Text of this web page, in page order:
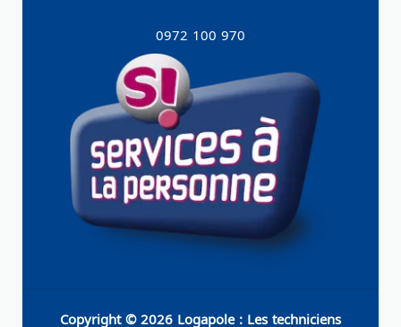
0972 100 970
Copyright © 2026 Logapole : Les techniciens